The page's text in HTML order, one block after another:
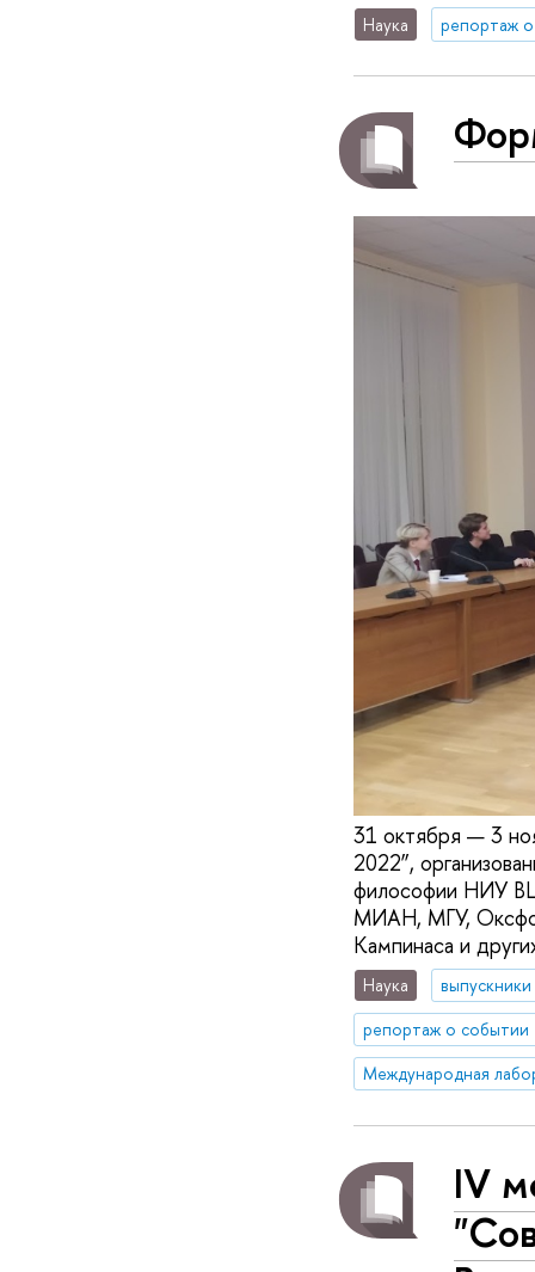
Наука репортаж
31 октября — 3
2022”,
философии НИУ
МИАН, МГУ,
Кампинаса и
Наука
выпускники
репортаж о событии
IV